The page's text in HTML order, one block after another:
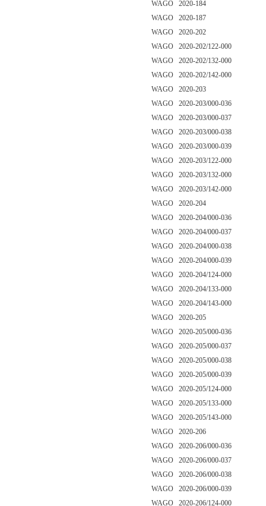
WAGO 2020-184
WAGO 2020-187
WAGO 2020-202
WAGO 2020-202/122-000
WAGO 2020-202/132-000
WAGO 2020-202/142-000
WAGO 2020-203
WAGO 2020-203/000-036
WAGO 2020-203/000-037
WAGO 2020-203/000-038
WAGO 2020-203/000-039
WAGO 2020-203/122-000
WAGO 2020-203/132-000
WAGO 2020-203/142-000
WAGO 2020-204
WAGO 2020-204/000-036
WAGO 2020-204/000-037
WAGO 2020-204/000-038
WAGO 2020-204/000-039
WAGO 2020-204/124-000
WAGO 2020-204/133-000
WAGO 2020-204/143-000
WAGO 2020-205
WAGO 2020-205/000-036
WAGO 2020-205/000-037
WAGO 2020-205/000-038
WAGO 2020-205/000-039
WAGO 2020-205/124-000
WAGO 2020-205/133-000
WAGO 2020-205/143-000
WAGO 2020-206
WAGO 2020-206/000-036
WAGO 2020-206/000-037
WAGO 2020-206/000-038
WAGO 2020-206/000-039
WAGO 2020-206/124-000